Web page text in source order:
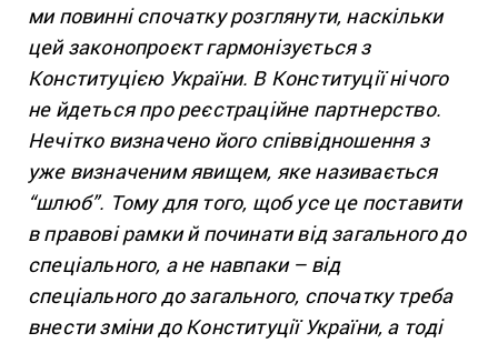
ми повинні спочатку розглянути, наскільки
цей законопроєкт гармонізується з
Конституцією України. В Конституції нічого
не йдеться про реєстраційне партнерство.
Нечітко визначено його співвідношення з
уже визначеним явищем, яке називається
“шлюб”. Тому для того, щоб усе це поставити
в правові рамки й починати від загального до
спеціального, а не навпаки – від
спеціального до загального, спочатку треба
внести зміни до Конституції України, а тоді